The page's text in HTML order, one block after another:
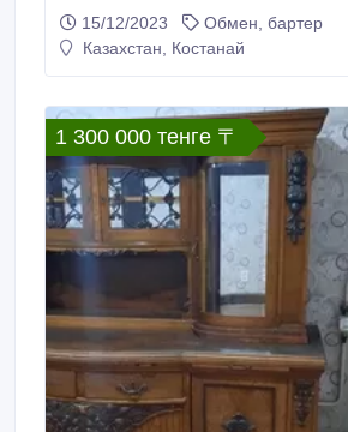
юридическая консультация для
наиболее простого и удобного для
их перевод с нотариальным
заполнение заявлений и т.
15/12/2023
Обмен, бартер
Казахстан, Костанай
1 300 000 тенге 〒